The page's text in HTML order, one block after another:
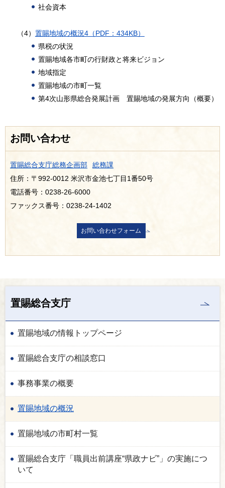
社会資本
（4） 置賜地域の概況4（PDF：434KB）
県税の状況
置賜地域各市町の行財政と将来ビジョン
地域指定
置賜地域の市町一覧
第4次山形県総合発展計画 置賜地域の発展方向（概要）
お問い合わせ
置賜総合支庁総務企画部
総務課
住所：〒992-0012 米沢市金池七丁目1番50号
電話番号：0238-26-6000
ファックス番号：0238-24-1402
置賜総合支庁
置賜地域の情報トップページ
置賜総合支庁の相談窓口
事務事業の概要
置賜地域の概況
置賜地域の市町村一覧
置賜総合支庁「職員出前講座“県政ナビ”」の実施につ
いて